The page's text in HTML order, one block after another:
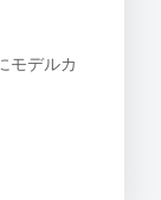
モデルカ